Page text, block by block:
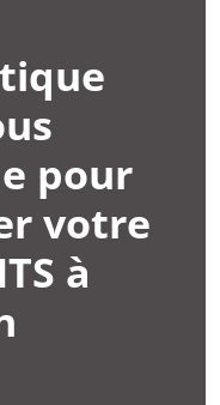
pour
votre
à